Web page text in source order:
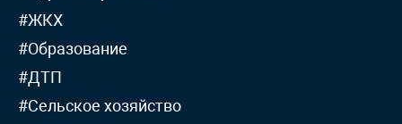
#ЖКХ
#Образование
#ДТП
#Сельское хозяйство